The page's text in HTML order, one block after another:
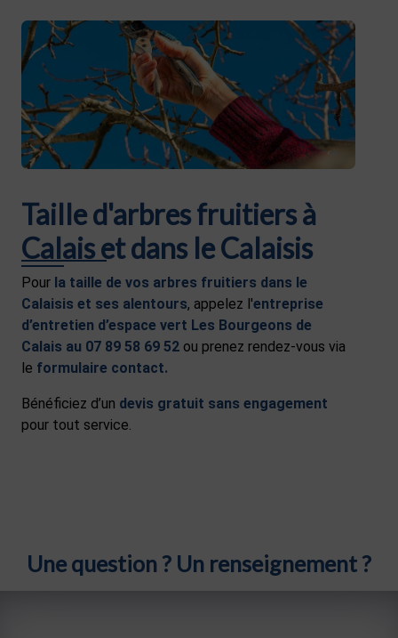
Taille d'arbres fruitiers à
Calais et dans le Calaisis
Pour la taille de vos arbres fruitiers dans le
Calaisis et ses alentours, appelez l'entreprise
d’entretien d’espace vert Les Bourgeons de
Calais au 07 89 58 69 52 ou prenez rendez-vous via
le formulaire contact.
Bénéficiez d’un devis gratuit sans engagement
pour tout service.
Une question ? Un renseignement ?